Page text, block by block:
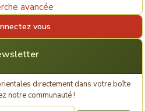
avancée
vous
directement dans votre boîte
notre communauté !